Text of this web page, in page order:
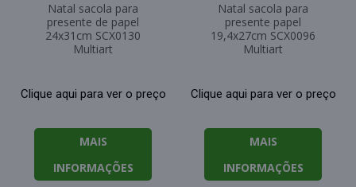
Natal sacola para
presente de papel
24x31cm SCX0130
Multiart
Clique aqui para ver o preço
MAIS
INFORMAÇÕES
Natal sacola para
presente papel
19,4x27cm SCX0096
Multiart
Clique aqui para ver o preço
MAIS
INFORMAÇÕES